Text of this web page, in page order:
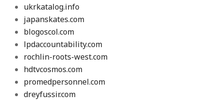
ukrkatalog.info
japanskates.com
blogoscol.com
lpdaccountability.com
rochlin-roots-west.com
hdtvcosmos.com
promedpersonnel.com
dreyfussir.com